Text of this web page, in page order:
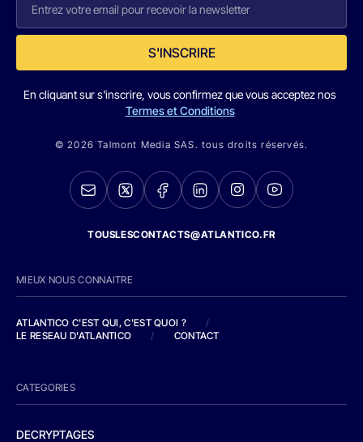
S'INSCRIRE
En cliquant sur s'inscrire, vous confirmez que vous acceptez nos
Termes et Conditions
© 2026 Talmont Media SAS. tous droits réservés.
TOUSLESCONTACTS@ATLANTICO.FR
MIEUX NOUS CONNAITRE
ATLANTICO C'EST QUI, C'EST QUOI ?
/
LE RESEAU D'ATLANTICO
/ CONTACT
CATEGORIES
DECRYPTAGES